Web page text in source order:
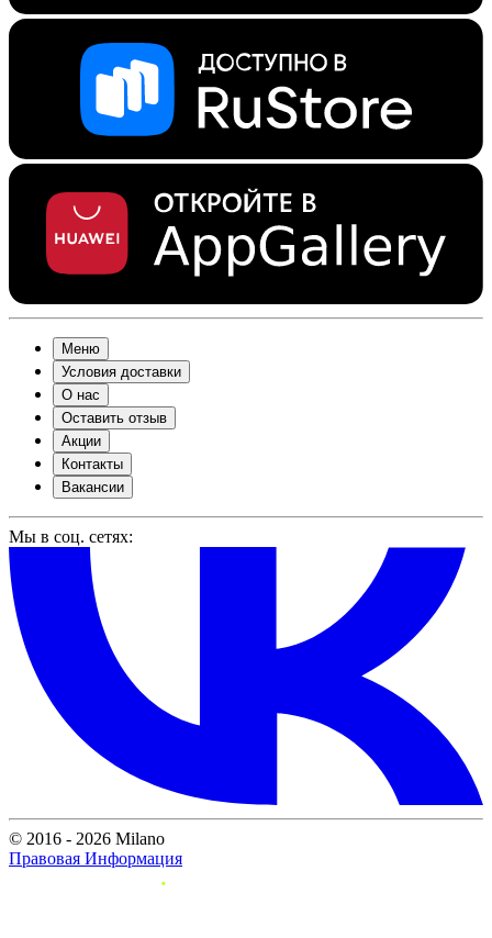
Меню
Условия доставки
О нас
Оставить отзыв
Акции
Контакты
Вакансии
Мы в соц. сетях:
© 2016 - 2026 Milano
Правовая Информация